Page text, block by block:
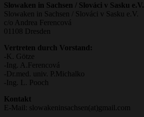
Slowaken in Sachsen / Slováci v Sasku e.V.
Slowaken in Sachsen / Slováci v Sasku e.V.
c/o Andrea Ferencová
01108 Dresden
Vertreten durch Vorstand:
-K. Götze
-Ing. A.Ferencová
-Dr.med. univ. P.Michalko
-Ing. L. Pooch
Kontakt
E-Mail: slowakeninsachsen(at)gmail.com